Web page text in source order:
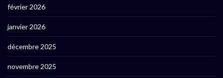
février 2026
janvier 2026
décembre 2025
novembre 2025